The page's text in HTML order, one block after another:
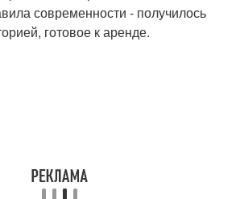
современности - получилось
готовое к аренде.